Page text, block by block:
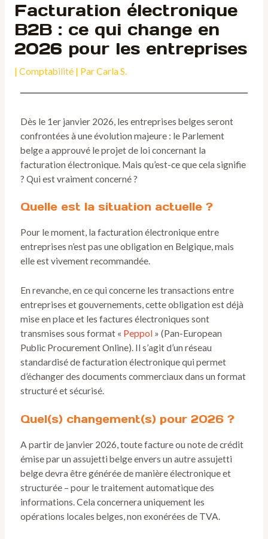
Facturation électronique
B2B : ce qui change en
2026 pour les entreprises
| Comptabilité| ParCarla S.
Dès le 1er janvier 2026, les entreprises belges seront
confrontées à une évolution majeure : le Parlement
belge a approuvé le projet de loi concernant la
facturation électronique. Mais qu’est-ce que cela signifie
? Qui est vraiment concerné ?
Quelle est la situation actuelle ?
Pour le moment, la facturation électronique entre
entreprises n’est pas une obligation en Belgique, mais
elle est vivement recommandée.
En revanche, en ce qui concerne les transactions entre
entreprises et gouvernements, cette obligation est déjà
mise en place et les factures électroniques sont
transmises sous format « Peppol» (Pan-European
Public Procurement Online). Il s’agit d’un réseau
standardisé de facturation électronique qui permet
d’échanger des documents commerciaux dans un format
structuré et sécurisé.
Quel(s) changement(s) pour 2026 ?
A partir de janvier 2026, toute facture ou note de crédit
émise par un assujetti belge envers un autre assujetti
belge devra être générée de manière électronique et
structurée – pour le traitement automatique des
informations. Cela concernera uniquement les
opérations locales belges, non exonérées de TVA.